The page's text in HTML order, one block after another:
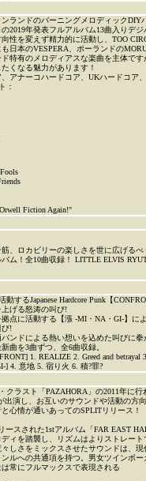
ランドのバーニングメロディックDIY
2019年発表フルアルバム13曲入りデジ
性を変えず精力的に活動し、TOO
日本のVESPERA、ポーランドの
特有のメロディアスな楽曲を主体で
くなる魅力があります！
アナーコハードコア、UKハードコア
：
Fiction Again!"
筋、ロカビリーの楽しさを世に広げる
ム！全10曲収録！ LITTLE ELVIS
動するJapanese Hardcore Punk【
げる怒涛の叫び!
点に活動する【漲 -MI・NA・GI-】に
び!
バンドによる熱い想いを込めた叫びに
曲を3曲ずつ、全6曲収録。
1. REALIZE 2. Greed and betrayal
] 4. 意地 5. 宿り火 6. 積?罪?
クラスト「PAZAHORA」の2011年に
出演し、お互いのサウンドや活動の
心情が通いあってのSPLITリリース！
ースされた1stアルバム「FAR EAST
ィを踏襲し、リズムはよりストレー
しさをミックスさせたサウンドは、
ンルへの共通項を持つ。男女ツインボ
は常にフルマックスで表現される